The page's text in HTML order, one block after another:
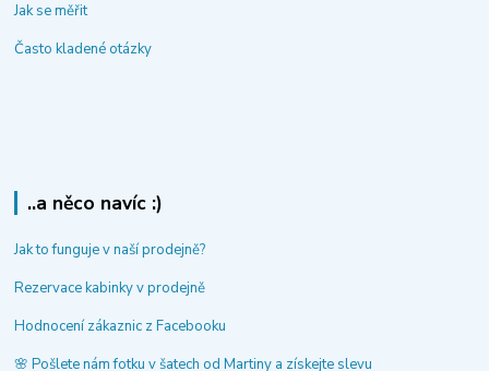
Jak se měřit
Často kladené otázky
..a něco navíc :)
Jak to funguje v naší prodejně?
Rezervace kabinky v prodejně
Hodnocení zákaznic z Facebooku
🌸 Pošlete nám fotku v šatech od Martiny a získejte slevu